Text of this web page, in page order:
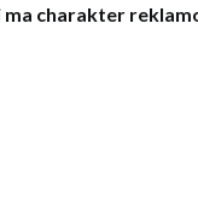
ma charakter